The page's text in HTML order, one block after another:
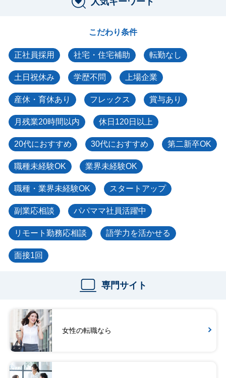
こだわり条件
正社員採用 社宅・住宅補助 転勤なし
土日祝休み 学歴不問 上場企業
産休・育休あり フレックス 賞与あり
月残業20時間以内 休日120日以上
20代におすすめ 30代におすすめ 第二新卒OK
職種未経験OK 業界未経験OK
職種・業界未経験OK スタートアップ
副業応相談 パパママ社員活躍中
リモート勤務応相談 語学力を活かせる
面接1回
専門サイト
女性の転職なら